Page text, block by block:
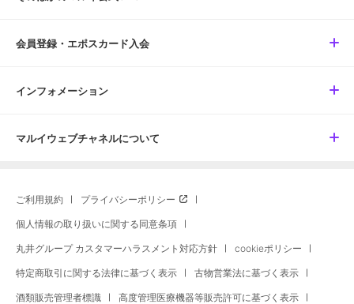
会員登録・エポスカード入会
インフォメーション
マルイウェブチャネルについて
ご利用規約 プライバシーポリシー
個人情報の取り扱いに関する同意条項
丸井グループ カスタマーハラスメント対応方針 cookieポリシー
特定商取引に関する法律に基づく表示 古物営業法に基づく表示
酒類販売管理者標識 高度管理医療機器等販売許可に基づく表示